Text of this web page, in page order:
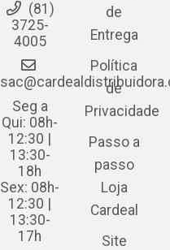
(81)
3725-
4005
Seg a
Qui: 08h-
12:30 |
13:30-
18h
Sex: 08h-
12:30 |
13:30-
17h
de
Entrega
Política
de
Privacidade
Passo a
passo
Loja
Cardeal
Site